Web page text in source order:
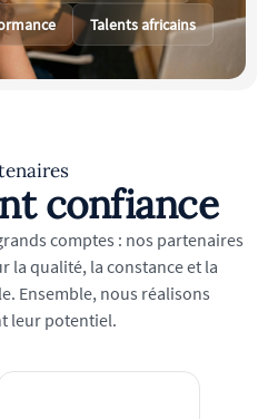
Talents africains
confiance
comptes : nos partenaires
la qualité, la constance et la
Ensemble, nous réalisons
leur potentiel.